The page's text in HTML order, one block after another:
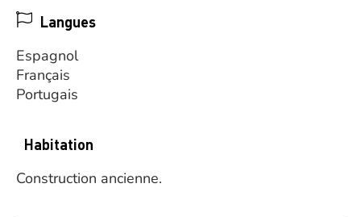
Langues
Espagnol
Français
Portugais
Habitation
Construction ancienne.